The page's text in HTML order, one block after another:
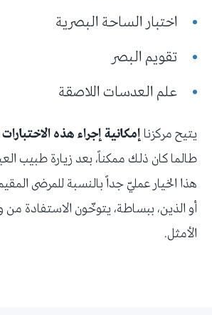
اختبار الساحة البصرية
تقويم البصر
علم العدسات اللاصقة
يتيح مركزنا إمكانية إجراء هذه
طالما كان ذلك ممكناً، بعد زيارة طبيب
هذا الخيار عمليّ جداً بالنسبة للمرضى
أو الذين، ببساطة، يتوخّون الاستفادة من
الأمثل.